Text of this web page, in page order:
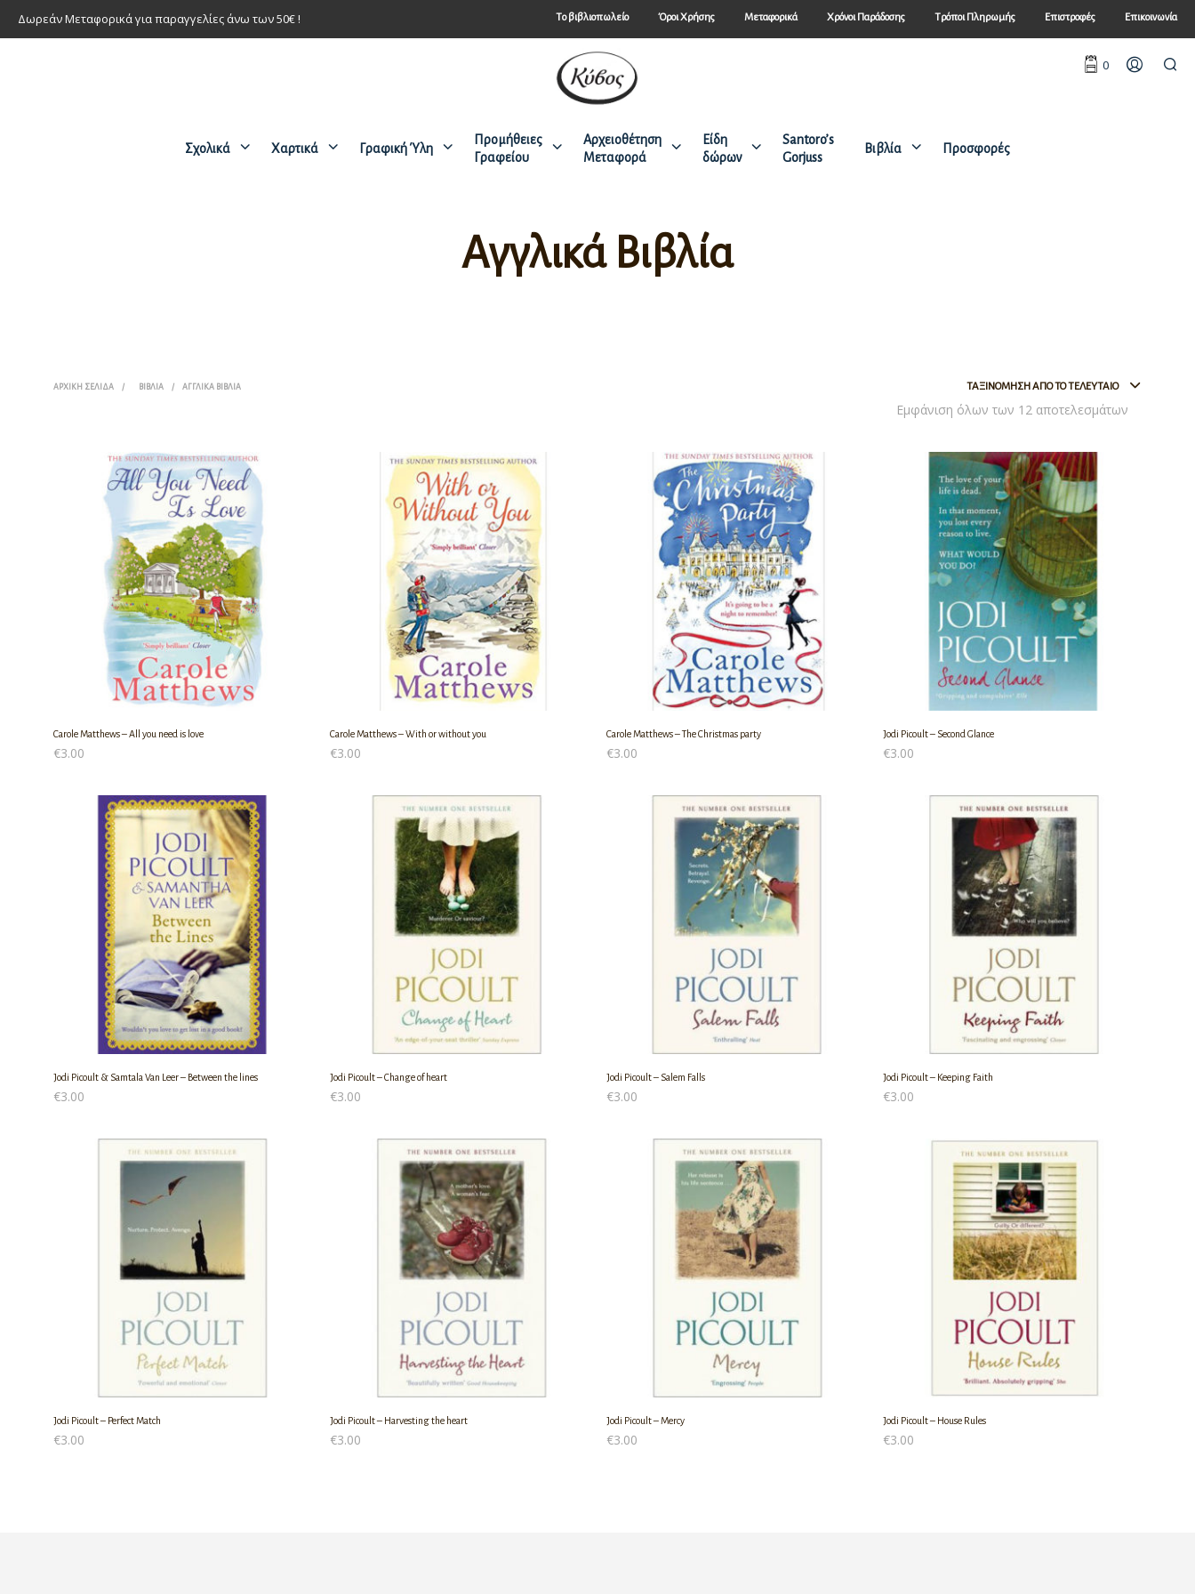
Δωρεάν Μεταφορικά για παραγγελίες άνω των 50€ ! Tο βιβλιοπωλείο Όροι Χρήσης Μεταφορικά Χρόνοι Παράδοσης Τρόποι Πληρωμής Επιστροφές Επικοινωνία
Σχολικά Χαρτικά Γραφική Ύλη
Προμήθειες
Γραφείου
Αρχειοθέτηση
Μεταφορά
Είδη
δώρων
Santoro’s
Gorjuss
Βιβλία Προσφορές
0
Αγγλικά Βιβλία
ΑΡΧΙΚΉ ΣΕΛΊΔΑ / ΒΙΒΛΊΑ / ΑΓΓΛΙΚΆ ΒΙΒΛΊΑ ΤΑΞΙΝΌΜΗΣΗ ΑΠΌ ΤΟ ΤΕΛΕΥΤΑΊΟ
Εμφάνιση όλων των 12 αποτελεσμάτων
Carole Matthews – All you need is love
€3.00
Carole Matthews – With or without you
€3.00
Carole Matthews – The Christmas party
€3.00
Jodi Picoult – Second Glance
€3.00
Jodi Picoult & Samtala Van Leer – Between the lines
€3.00
Jodi Picoult – Change of heart
€3.00
Jodi Picoult – Salem Falls
€3.00
Jodi Picoult – Keeping Faith
€3.00
Jodi Picoult – Perfect Match
€3.00
Jodi Picoult – Harvesting the heart
€3.00
Jodi Picoult – Mercy
€3.00
Jodi Picoult – House Rules
€3.00